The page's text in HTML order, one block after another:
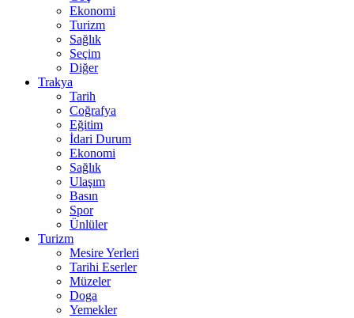
Ekonomi
Turizm
Sağlık
Seçim
Diğer
Trakya
Tarih
Coğrafya
Eğitim
İdari Durum
Ekonomi
Sağlık
Ulaşım
Basın
Spor
Ünlüler
Turizm
Mesire Yerleri
Tarihi Eserler
Müzeler
Doga
Yemekler